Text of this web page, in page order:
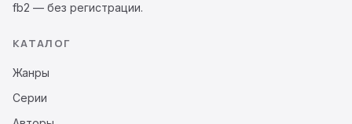
fb2 — без регистрации.
КАТАЛОГ
Жанры
Серии